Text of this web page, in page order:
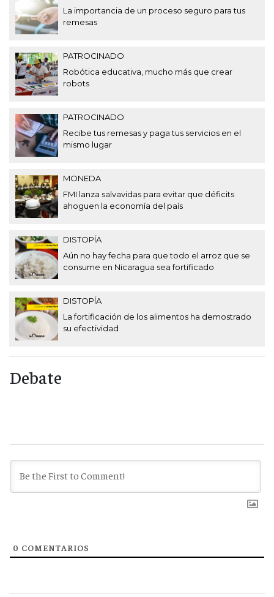
La importancia de un proceso seguro para tus
remesas
PATROCINADO
Robótica educativa, mucho más que crear
robots
PATROCINADO
Recibe tus remesas y paga tus servicios en el
mismo lugar
MONEDA
FMI lanza salvavidas para evitar que déficits
ahoguen la economía del país
DISTOPÍA
Aún no hay fecha para que todo el arroz que se
consume en Nicaragua sea fortificado
DISTOPÍA
La fortificación de los alimentos ha demostrado
su efectividad
Debate
0 COMENTARIOS